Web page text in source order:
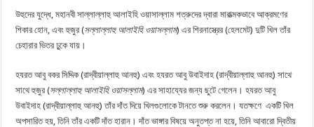
উহুদের যুদ্ধে, মহানবী সাল্লাল্লাহু আলাইহি ওয়াসাল্লাম শত্রুদের দ্বারা মারাত্মকভাবে আক্রমণের
শিকার হোন, এবং হুজুর (সল্লাল্লাহু আলাইহি ওয়াসল্লাম) এর শিরনাস্ত্রের (হেলমেট) দুটি খিল তাঁর
চেহারার ভিতর ঢুকে যায়।
হযরত আবু বকর সিদ্দিক (রাদ্বীয়াল্লাহু আনহু) এবং হযরত আবু উবাইদাহ (রাদ্বীয়াল্লাহু আনহু) সাথে
সাথে হুজুর (সল্লাল্লাহু আলাইহি ওয়াসল্লাম) এর সাহায্যের জন্য ছুটে গেলেন। হযরত আবু
উবাইদাহ (রাদ্বীয়াল্লাহু আনহু) তাঁর দাঁত দিয়ে খিলগুলোকে টানতে শুরু করলেন। যতক্ষণে একটি খিল
অপসারিত হয়, তিনি তাঁর একটি দাঁত হারান। দাঁত ভাঙ্গার বিষয়ে অনুতপ্ত না হয়ে, তিনি আবারো দ্বিতীয়